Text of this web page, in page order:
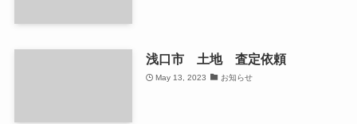
浅口市 土地 査定依頼
May 13, 2023 お知らせ